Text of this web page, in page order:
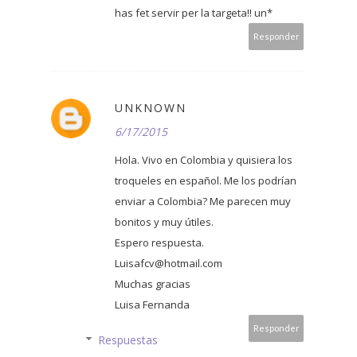
has fet servir per la targeta!! un*
Responder
UNKNOWN
6/17/2015
Hola. Vivo en Colombia y quisiera los
troqueles en español. Me los podrían
enviar a Colombia? Me parecen muy
bonitos y muy útiles.
Espero respuesta.
Luisafcv@hotmail.com
Muchas gracias
Luisa Fernanda
Responder
Respuestas